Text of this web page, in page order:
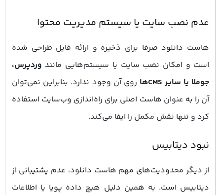
عدم نصب سایت یا سیستم مدیریت محتوا
هاست دانلود صرفا برای ذخیره و ارائه فایل طراحی شده
است و امکان نصب سایت یا سیستم‌هایی مانند وردپرس،
جوملا یا سایر CMSها
روی آن وجود ندارد. بنابراین نمی‌توان
آن را به‌ عنوان هاست اصلی برای راه‌اندازی وب‌سایت استفاده
کرد و تنها نقش مکمل را ایفا می‌کند.
نبود دیتابیس
از دیگر محدودیت‌های مهم هاست دانلود، عدم پشتیبانی از
دیتابیس است. به همین دلیل هیچ داده پویا یا اطلاعات